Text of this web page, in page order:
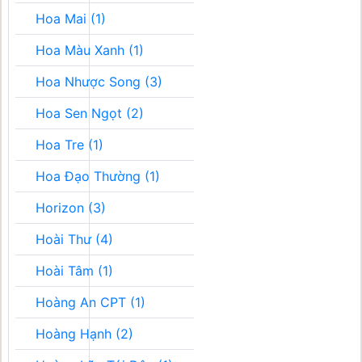
Hoa Mai (1)
Hoa Màu Xanh (1)
Hoa Nhược Song (3)
Hoa Sen Ngọt (2)
Hoa Tre (1)
Hoa Đạo Thường (1)
Horizon (3)
Hoài Thư (4)
Hoài Tâm (1)
Hoàng An CPT (1)
Hoàng Hạnh (2)